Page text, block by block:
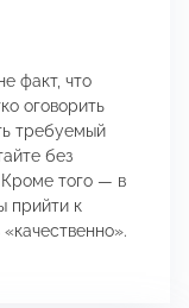
факт, что
оговорить
требуемый
без
Кроме того — в
прийти к